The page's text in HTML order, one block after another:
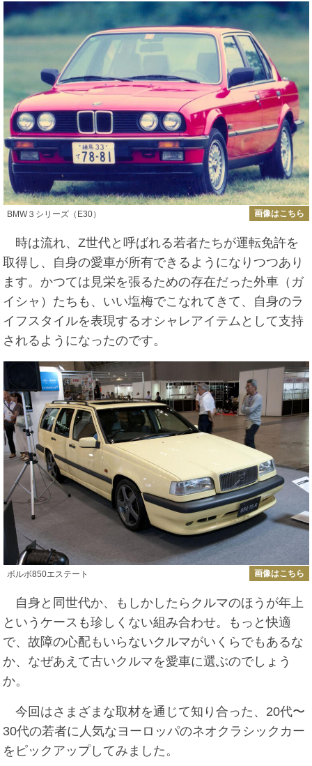
BMW３シリーズ（E30） 画像はこちら
時は流れ、Z世代と呼ばれる若者たちが運転免許を
取得し、自身の愛車が所有できるようになりつつあり
ます。かつては見栄を張るための存在だった外車（ガ
イシャ）たちも、いい塩梅でこなれてきて、自身のラ
イフスタイルを表現するオシャレアイテムとして支持
されるようになったのです。
ボルボ850エステート 画像はこちら
自身と同世代か、もしかしたらクルマのほうが年上
というケースも珍しくない組み合わせ。もっと快適
で、故障の心配もいらないクルマがいくらでもあるな
か、なぜあえて古いクルマを愛車に選ぶのでしょう
か。
今回はさまざまな取材を通じて知り合った、20代〜
30代の若者に人気なヨーロッパのネオクラシックカー
をピックアップしてみました。